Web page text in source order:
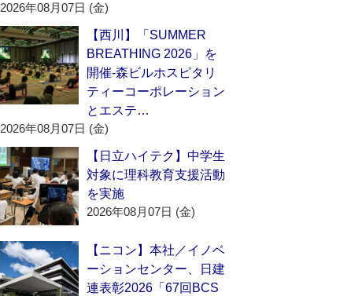
2026年08月07日 (金)
【西川】「SUMMER
BREATHING 2026」を
開催‐森ビルホスピタリ
ティーコーポレーション
とエステ…
2026年08月07日 (金)
【日立ハイテク】中学生
対象に理科教育支援活動
を実施
2026年08月07日 (金)
【ニコン】本社／イノベ
ーションセンター、日建
連表彰2026「67回BCS